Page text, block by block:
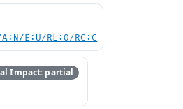
E:U/RL:O/RC:C
Impact: partial